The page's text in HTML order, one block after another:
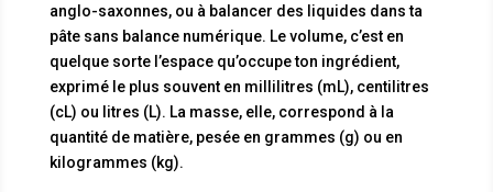
anglo-saxonnes, ou à balancer des liquides dans ta
pâte sans balance numérique. Le volume, c’est en
quelque sorte l’espace qu’occupe ton ingrédient,
exprimé le plus souvent en millilitres (mL), centilitres
(cL) ou litres (L). La masse, elle, correspond à la
quantité de matière, pesée en grammes (g) ou en
kilogrammes (kg).